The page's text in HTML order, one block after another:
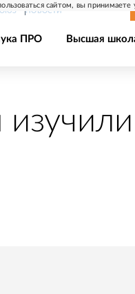
сайтом, вы принимаете
НОВОСТИ
ПРО Высшая